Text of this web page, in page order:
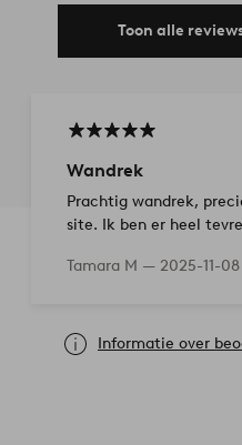
Toon alle
Wandrek
Prachtig wandrek,
site. Ik ben er heel
Tamara M — 2025-11-08
Informatie over